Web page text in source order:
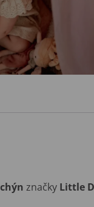
značky Little